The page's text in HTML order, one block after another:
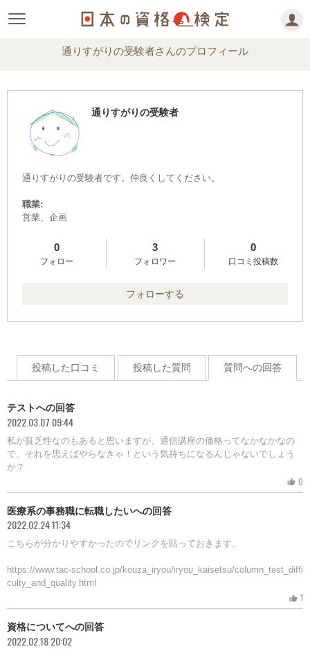
通りすがりの受験者さんのプロフィール
通りすがりの受験者
通りすがりの受験者です。仲良くしてください。
職業:
営業、企画
0
フォロー
3
フォロワー
0
口コミ投稿数
フォローする
投稿した口コミ 投稿した質問 質問への回答
テストへの回答
2022.03.07 09:44
私が貧乏性なのもあると思いますが、通信講座の価格ってなかなかなの
で、それを思えばやらなきゃ！という気持ちになるんじゃないでしょう
か？
thumb_up 0
医療系の事務職に転職したいへの回答
2022.02.24 11:34
こちらが分かりやすかったのでリンクを貼っておきます。
https://www.tac-school.co.jp/kouza_iryou/iryou_kaisetsu/column_test_diffi
culty_and_quality.html
thumb_up 1
資格についてへの回答
2022.02.18 20:02